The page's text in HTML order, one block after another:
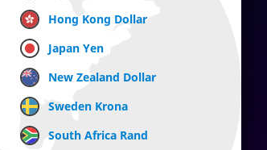
Hong Kong Dollar
Japan Yen
New Zealand Dollar
Sweden Krona
South Africa Rand